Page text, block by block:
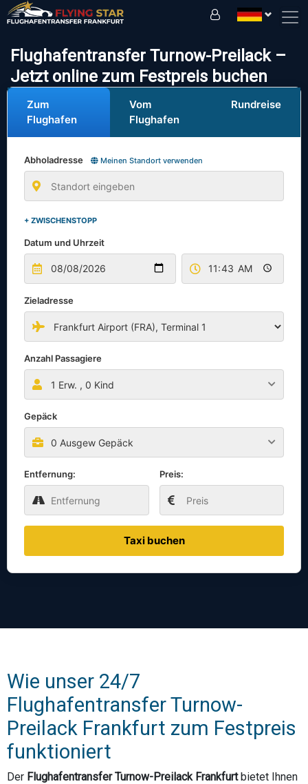
Flughafentransfer Turnow-Preilack –
Jetzt online zum Festpreis buchen
Zum
Flughafen
Vom
Flughafen
Rundreise
Abholadresse Meinen Standort verwenden
+ ZWISCHENSTOPP
Datum und Uhrzeit
Zieladresse
Anzahl Passagiere
1 Erw. , 0 Kind
Gepäck
0 Ausgew Gepäck
Entfernung: Preis:
Taxi buchen
Wie unser 24/7
Flughafentransfer Turnow-
Preilack Frankfurt zum Festpreis
funktioniert
Der Flughafentransfer Turnow-Preilack Frankfurtbietet Ihnen